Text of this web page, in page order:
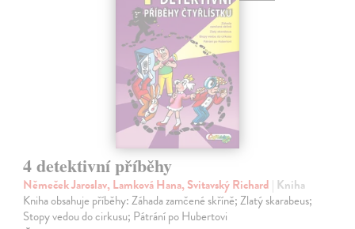
4 detektivní příběhy
Němeček Jaroslav, Lamková Hana, Svitavský Richard | Kniha
Kniha obsahuje příběhy: Záhada zamčené skříně; Zlatý skarabeus;
Stopy vedou do cirkusu; Pátrání po Hubertovi